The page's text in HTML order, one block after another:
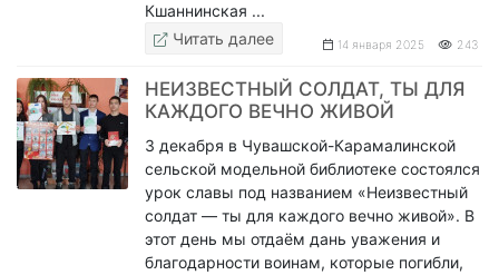
Кшаннинская ...
14 января 2025 243
Читать далее
НЕИЗВЕСТНЫЙ СОЛДАТ, ТЫ ДЛЯ
КАЖДОГО ВЕЧНО ЖИВОЙ
3 декабря в Чувашской-Карамалинской
сельской модельной библиотеке состоялся
урок славы под названием «Неизвестный
солдат — ты для каждого вечно живой». В
этот день мы отдаём дань уважения и
благодарности воинам, которые погибли,